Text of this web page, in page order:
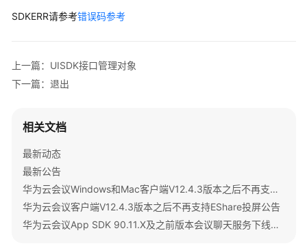
务
参
考
户
SDK
参
考
概
SDKERR请参考错误码参考
上一篇：UISDK接口管理对象
下一篇：退出
相关文档
最新动态
最新公告
华为云会议Windows和Mac客户端V12.4.3版本之后不再支持IdeaShare投屏公告
华为云会议客户端V12.4.3版本之后不再支持EShare投屏公告
华为云会议App SDK 90.11.X及之前版本会议聊天服务下线公告